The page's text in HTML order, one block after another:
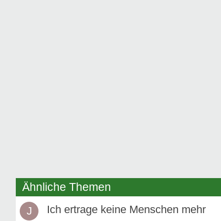
Ähnliche Themen
J Ich ertrage keine Menschen mehr